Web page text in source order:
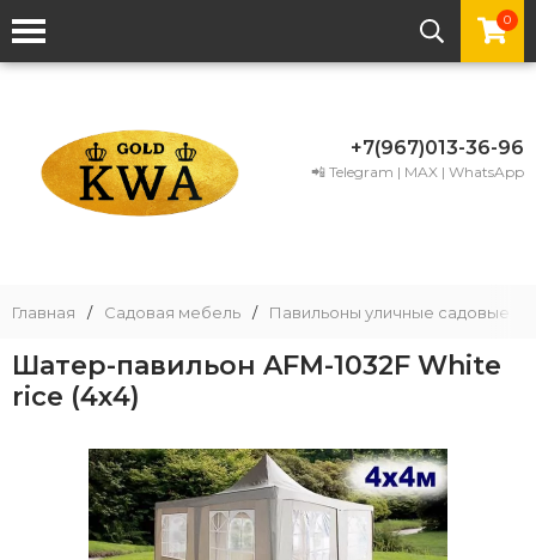
0
+7(967)013-36-96
📲 Telegram | MAX | WhatsApp
Главная / Садовая мебель / Павильоны уличные садовые
Шатер-павильон AFM-1032F White
rice (4х4)